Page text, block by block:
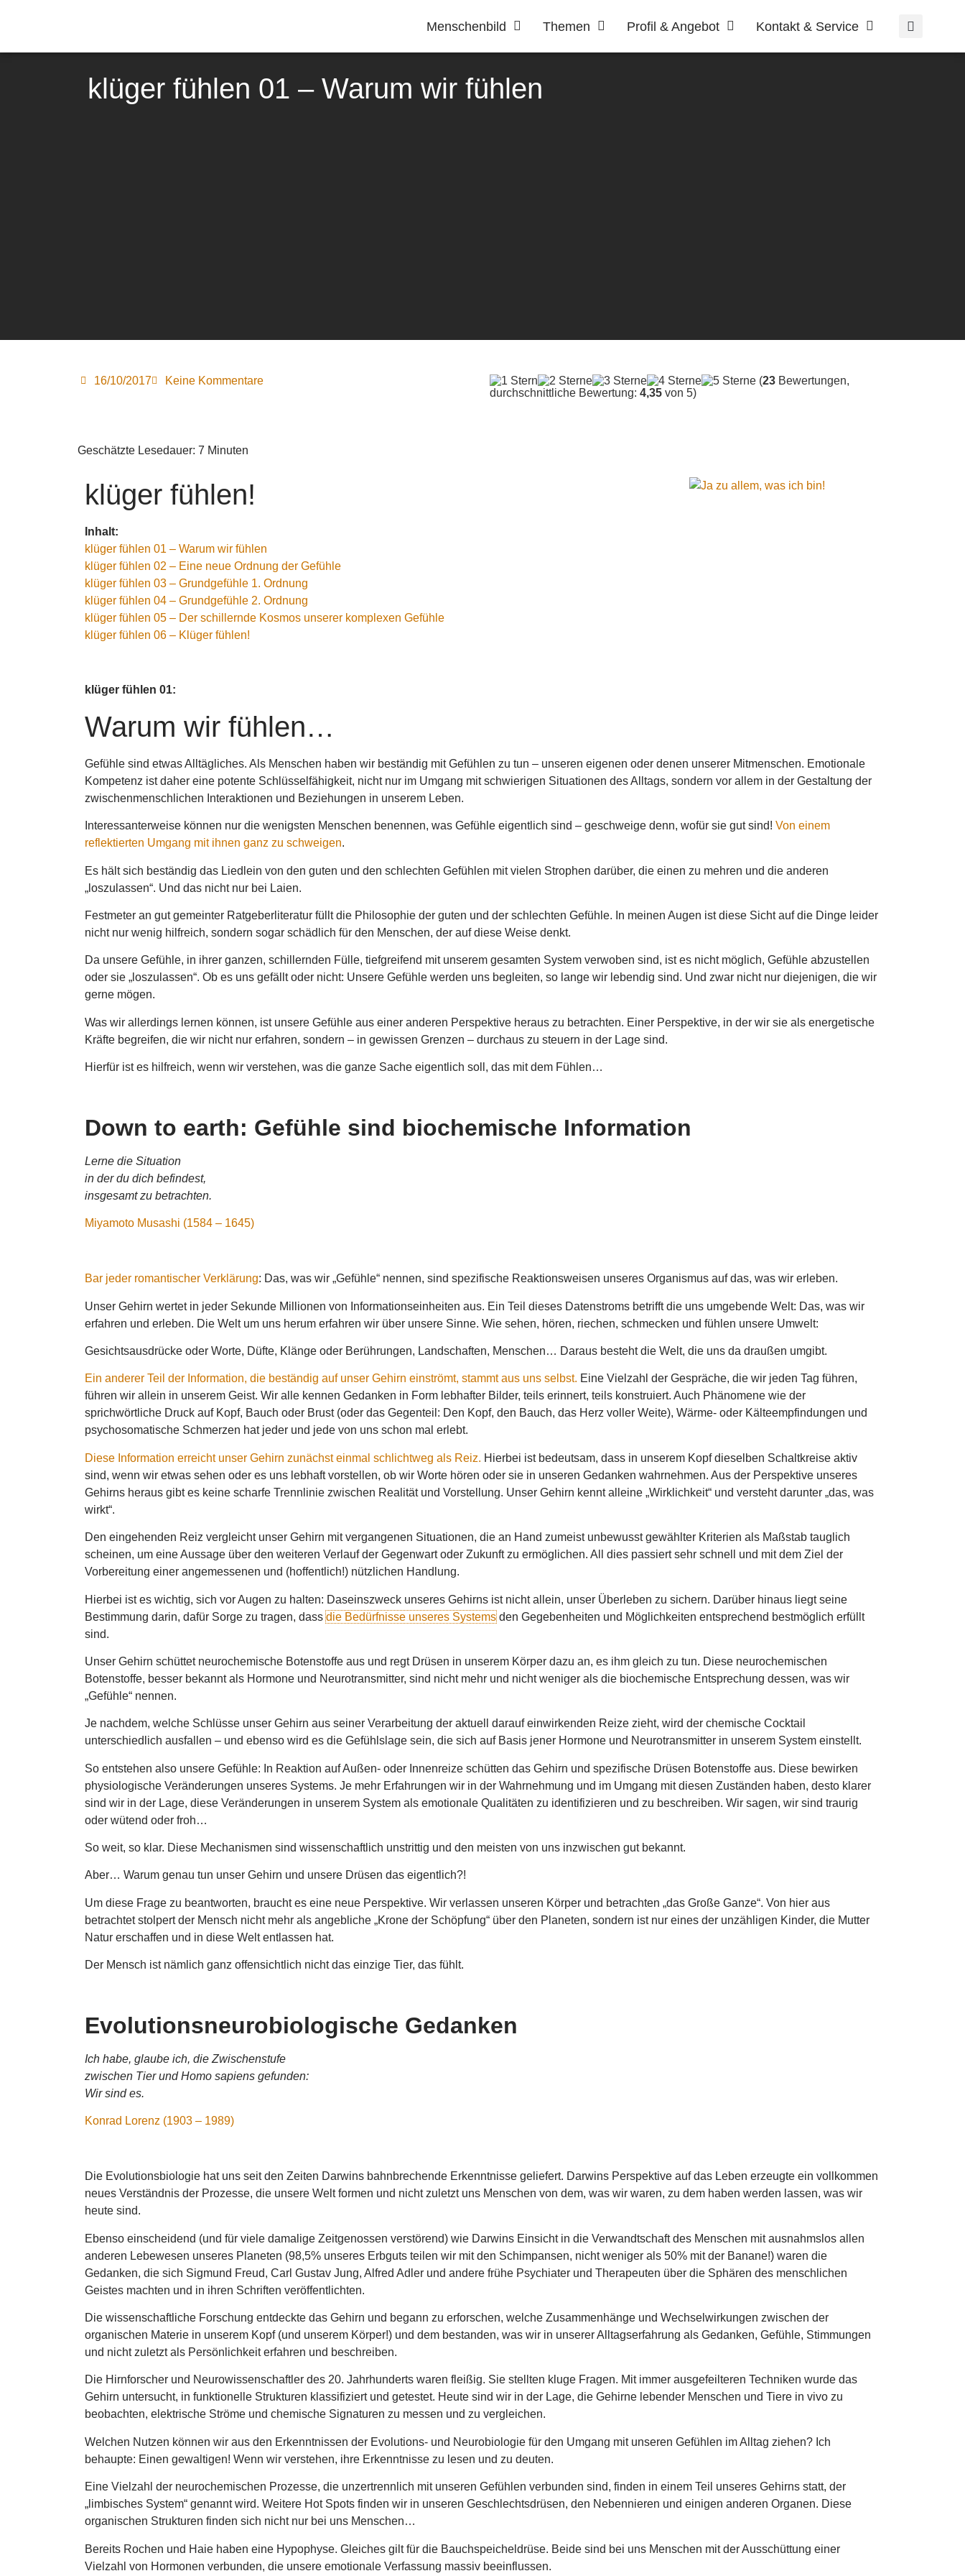
Menschenbild Themen Profil & Angebot Kontakt & Service
klüger fühlen 01 – Warum wir fühlen
16/10/2017 Keine Kommentare (23 Bewertungen,
durchschnittliche Bewertung: 4,35 von 5)
Geschätzte Lesedauer: 7 Minuten
klüger fühlen!
Inhalt:
klüger fühlen 01 – Warum wir fühlen
klüger fühlen 02 – Eine neue Ordnung der Gefühle
klüger fühlen 03 – Grundgefühle 1. Ordnung
klüger fühlen 04 – Grundgefühle 2. Ordnung
klüger fühlen 05 – Der schillernde Kosmos unserer komplexen Gefühle
klüger fühlen 06 – Klüger fühlen!
klüger fühlen 01:
Warum wir fühlen…
Gefühle sind etwas Alltägliches. Als Menschen haben wir beständig mit Gefühlen zu tun – unseren eigenen oder denen unserer Mitmenschen. Emotionale
Kompetenz ist daher eine potente Schlüsselfähigkeit, nicht nur im Umgang mit schwierigen Situationen des Alltags, sondern vor allem in der Gestaltung der
zwischenmenschlichen Interaktionen und Beziehungen in unserem Leben.
Interessanterweise können nur die wenigsten Menschen benennen, was Gefühle eigentlich sind – geschweige denn, wofür sie gut sind! Von einem
reflektierten Umgang mit ihnen ganz zu schweigen.
Es hält sich beständig das Liedlein von den guten und den schlechten Gefühlen mit vielen Strophen darüber, die einen zu mehren und die anderen
„loszulassen“. Und das nicht nur bei Laien.
Festmeter an gut gemeinter Ratgeberliteratur füllt die Philosophie der guten und der schlechten Gefühle. In meinen Augen ist diese Sicht auf die Dinge leider
nicht nur wenig hilfreich, sondern sogar schädlich für den Menschen, der auf diese Weise denkt.
Da unsere Gefühle, in ihrer ganzen, schillernden Fülle, tiefgreifend mit unserem gesamten System verwoben sind, ist es nicht möglich, Gefühle abzustellen
oder sie „loszulassen“. Ob es uns gefällt oder nicht: Unsere Gefühle werden uns begleiten, so lange wir lebendig sind. Und zwar nicht nur diejenigen, die wir
gerne mögen.
Was wir allerdings lernen können, ist unsere Gefühle aus einer anderen Perspektive heraus zu betrachten. Einer Perspektive, in der wir sie als energetische
Kräfte begreifen, die wir nicht nur erfahren, sondern – in gewissen Grenzen – durchaus zu steuern in der Lage sind.
Hierfür ist es hilfreich, wenn wir verstehen, was die ganze Sache eigentlich soll, das mit dem Fühlen…
Down to earth: Gefühle sind biochemische Information
Lerne die Situation
in der du dich befindest,
insgesamt zu betrachten.
Miyamoto Musashi (1584 – 1645)
Bar jeder romantischer Verklärung: Das, was wir „Gefühle“ nennen, sind spezifische Reaktionsweisen unseres Organismus auf das, was wir erleben.
Unser Gehirn wertet in jeder Sekunde Millionen von Informationseinheiten aus. Ein Teil dieses Datenstroms betrifft die uns umgebende Welt: Das, was wir
erfahren und erleben. Die Welt um uns herum erfahren wir über unsere Sinne. Wie sehen, hören, riechen, schmecken und fühlen unsere Umwelt:
Gesichtsausdrücke oder Worte, Düfte, Klänge oder Berührungen, Landschaften, Menschen… Daraus besteht die Welt, die uns da draußen umgibt.
Ein anderer Teil der Information, die beständig auf unser Gehirn einströmt, stammt aus uns selbst. Eine Vielzahl der Gespräche, die wir jeden Tag führen,
führen wir allein in unserem Geist. Wir alle kennen Gedanken in Form lebhafter Bilder, teils erinnert, teils konstruiert. Auch Phänomene wie der
sprichwörtliche Druck auf Kopf, Bauch oder Brust (oder das Gegenteil: Den Kopf, den Bauch, das Herz voller Weite), Wärme- oder Kälteempfindungen und
psychosomatische Schmerzen hat jeder und jede von uns schon mal erlebt.
Diese Information erreicht unser Gehirn zunächst einmal schlichtweg als Reiz. Hierbei ist bedeutsam, dass in unserem Kopf dieselben Schaltkreise aktiv
sind, wenn wir etwas sehen oder es uns lebhaft vorstellen, ob wir Worte hören oder sie in unseren Gedanken wahrnehmen. Aus der Perspektive unseres
Gehirns heraus gibt es keine scharfe Trennlinie zwischen Realität und Vorstellung. Unser Gehirn kennt alleine „Wirklichkeit“ und versteht darunter „das, was
wirkt“.
Den eingehenden Reiz vergleicht unser Gehirn mit vergangenen Situationen, die an Hand zumeist unbewusst gewählter Kriterien als Maßstab tauglich
scheinen, um eine Aussage über den weiteren Verlauf der Gegenwart oder Zukunft zu ermöglichen. All dies passiert sehr schnell und mit dem Ziel der
Vorbereitung einer angemessenen und (hoffentlich!) nützlichen Handlung.
Hierbei ist es wichtig, sich vor Augen zu halten: Daseinszweck unseres Gehirns ist nicht allein, unser Überleben zu sichern. Darüber hinaus liegt seine
Bestimmung darin, dafür Sorge zu tragen, dassdie Bedürfnisse unseres Systemsden Gegebenheiten und Möglichkeiten entsprechend bestmöglich erfüllt
sind.
Unser Gehirn schüttet neurochemische Botenstoffe aus und regt Drüsen in unserem Körper dazu an, es ihm gleich zu tun. Diese neurochemischen
Botenstoffe, besser bekannt als Hormone und Neurotransmitter, sind nicht mehr und nicht weniger als die biochemische Entsprechung dessen, was wir
„Gefühle“ nennen.
Je nachdem, welche Schlüsse unser Gehirn aus seiner Verarbeitung der aktuell darauf einwirkenden Reize zieht, wird der chemische Cocktail
unterschiedlich ausfallen – und ebenso wird es die Gefühlslage sein, die sich auf Basis jener Hormone und Neurotransmitter in unserem System einstellt.
So entstehen also unsere Gefühle: In Reaktion auf Außen- oder Innenreize schütten das Gehirn und spezifische Drüsen Botenstoffe aus. Diese bewirken
physiologische Veränderungen unseres Systems. Je mehr Erfahrungen wir in der Wahrnehmung und im Umgang mit diesen Zuständen haben, desto klarer
sind wir in der Lage, diese Veränderungen in unserem System als emotionale Qualitäten zu identifizieren und zu beschreiben. Wir sagen, wir sind traurig
oder wütend oder froh…
So weit, so klar. Diese Mechanismen sind wissenschaftlich unstrittig und den meisten von uns inzwischen gut bekannt.
Aber… Warum genau tun unser Gehirn und unsere Drüsen das eigentlich?!
Um diese Frage zu beantworten, braucht es eine neue Perspektive. Wir verlassen unseren Körper und betrachten „das Große Ganze“. Von hier aus
betrachtet stolpert der Mensch nicht mehr als angebliche „Krone der Schöpfung“ über den Planeten, sondern ist nur eines der unzähligen Kinder, die Mutter
Natur erschaffen und in diese Welt entlassen hat.
Der Mensch ist nämlich ganz offensichtlich nicht das einzige Tier, das fühlt.
Evolutionsneurobiologische Gedanken
Ich habe, glaube ich, die Zwischenstufe
zwischen Tier und Homo sapiens gefunden:
Wir sind es.
Konrad Lorenz (1903 – 1989)
Die Evolutionsbiologie hat uns seit den Zeiten Darwins bahnbrechende Erkenntnisse geliefert. Darwins Perspektive auf das Leben erzeugte ein vollkommen
neues Verständnis der Prozesse, die unsere Welt formen und nicht zuletzt uns Menschen von dem, was wir waren, zu dem haben werden lassen, was wir
heute sind.
Ebenso einscheidend (und für viele damalige Zeitgenossen verstörend) wie Darwins Einsicht in die Verwandtschaft des Menschen mit ausnahmslos allen
anderen Lebewesen unseres Planeten (98,5% unseres Erbguts teilen wir mit den Schimpansen, nicht weniger als 50% mit der Banane!) waren die
Gedanken, die sich Sigmund Freud, Carl Gustav Jung, Alfred Adler und andere frühe Psychiater und Therapeuten über die Sphären des menschlichen
Geistes machten und in ihren Schriften veröffentlichten.
Die wissenschaftliche Forschung entdeckte das Gehirn und begann zu erforschen, welche Zusammenhänge und Wechselwirkungen zwischen der
organischen Materie in unserem Kopf (und unserem Körper!) und dem bestanden, was wir in unserer Alltagserfahrung als Gedanken, Gefühle, Stimmungen
und nicht zuletzt als Persönlichkeit erfahren und beschreiben.
Die Hirnforscher und Neurowissenschaftler des 20. Jahrhunderts waren fleißig. Sie stellten kluge Fragen. Mit immer ausgefeilteren Techniken wurde das
Gehirn untersucht, in funktionelle Strukturen klassifiziert und getestet. Heute sind wir in der Lage, die Gehirne lebender Menschen und Tiere in vivo zu
beobachten, elektrische Ströme und chemische Signaturen zu messen und zu vergleichen.
Welchen Nutzen können wir aus den Erkenntnissen der Evolutions- und Neurobiologie für den Umgang mit unseren Gefühlen im Alltag ziehen? Ich
behaupte: Einen gewaltigen! Wenn wir verstehen, ihre Erkenntnisse zu lesen und zu deuten.
Eine Vielzahl der neurochemischen Prozesse, die unzertrennlich mit unseren Gefühlen verbunden sind, finden in einem Teil unseres Gehirns statt, der
„limbisches System“ genannt wird. Weitere Hot Spots finden wir in unseren Geschlechtsdrüsen, den Nebennieren und einigen anderen Organen. Diese
organischen Strukturen finden sich nicht nur bei uns Menschen…
Bereits Rochen und Haie haben eine Hypophyse. Gleiches gilt für die Bauchspeicheldrüse. Beide sind bei uns Menschen mit der Ausschüttung einer
Vielzahl von Hormonen verbunden, die unsere emotionale Verfassung massiv beeinflussen.